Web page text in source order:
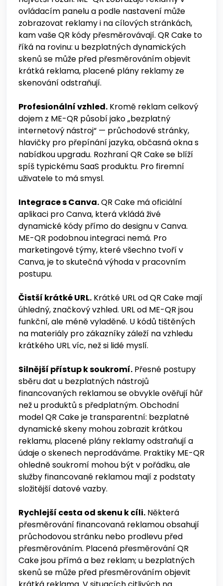
ovládacím panelu a podle nastavení může
zobrazovat reklamy i na cílových stránkách,
kam vaše QR kódy přesměrovávají. QR Cake to
říká na rovinu: u bezplatných dynamických
skenů se může před přesměrováním objevit
krátká reklama, placené plány reklamy ze
skenování odstraňují.
Profesionální vzhled. Kromě reklam celkový
dojem z ME-QR působí jako „bezplatný
internetový nástroj“ — průchodové stránky,
hlavičky pro přepínání jazyka, občasná okna s
nabídkou upgradu. Rozhraní QR Cake se blíží
spíš typickému SaaS produktu. Pro firemní
uživatele to má smysl.
Integrace s Canva.QR Cake má oficiální
aplikaci pro Canva, která vkládá živé
dynamické kódy přímo do designu v Canva.
ME-QR podobnou integraci nemá. Pro
marketingové týmy, které všechno tvoří v
Canva, je to skutečná výhoda v pracovním
postupu.
Čistší krátké URL. Krátké URL od QR Cake mají
úhledný, značkový vzhled. URL od ME-QR jsou
funkční, ale méně vyladěné. U kódů tištěných
na materiály pro zákazníky záleží na vzhledu
krátkého URL víc, než si lidé myslí.
Silnější přístup k soukromí. Přesné postupy
sběru dat u bezplatných nástrojů
financovaných reklamou se obvykle ověřují hůř
než u produktů s předplatným. Obchodní
model QR Cake je transparentní: bezplatné
dynamické skeny mohou zobrazit krátkou
reklamu, placené plány reklamy odstraňují a
údaje o skenech neprodáváme. Praktiky ME-QR
ohledně soukromí mohou být v pořádku, ale
služby financované reklamou mají z podstaty
složitější datové vazby.
Rychlejší cesta od skenu k cíli. Některá
přesměrování financovaná reklamou obsahují
průchodovou stránku nebo prodlevu před
přesměrováním. Placená přesměrování QR
Cake jsou přímá a bez reklam; u bezplatných
skenů se může před přesměrováním objevit